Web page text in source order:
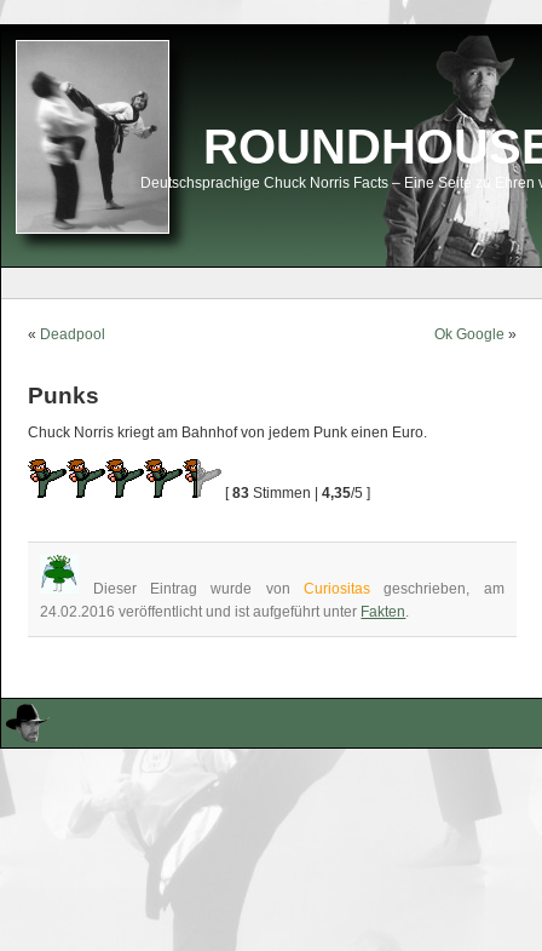
Deutschsprachige Chuck Norris Facts – Eine Seite zu
« Deadpool Ok Google »
Punks
Chuck Norris kriegt am Bahnhof von jedem Punk einen Euro.
[83 Stimmen |4,35/5 ]
Dieser Eintrag wurde von Curiositasgeschrieben, am
24.02.2016 veröffentlicht und ist aufgeführt unter Fakten.